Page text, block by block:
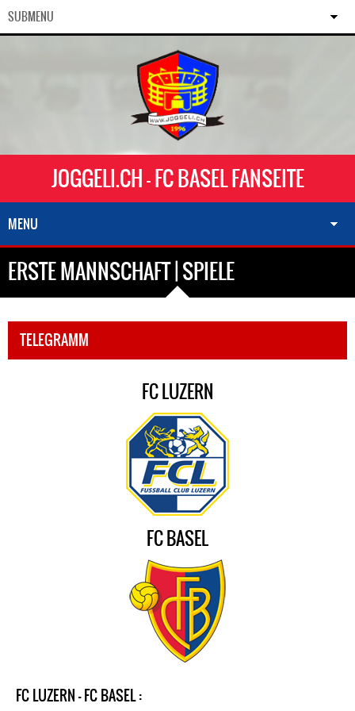
SUBMENU
JOGGELI.CH - FC BASEL FANSEITE
MENU
ERSTE MANNSCHAFT | SPIELE
TELEGRAMM
FC LUZERN
FC BASEL
FC LUZERN - FC BASEL :